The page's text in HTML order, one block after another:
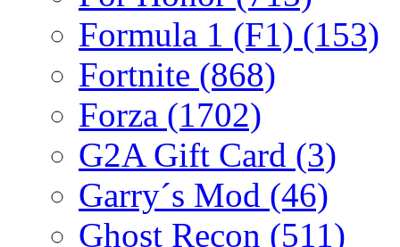
Formula 1 (F1) (153)
Fortnite (868)
Forza (1702)
G2A Gift Card (3)
Garry´s Mod (46)
Ghost Recon (511)